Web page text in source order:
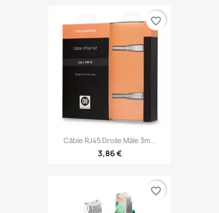
Câble RJ45 Droile Mâle 3m...
3,86 €
favorite_border
favorite_border